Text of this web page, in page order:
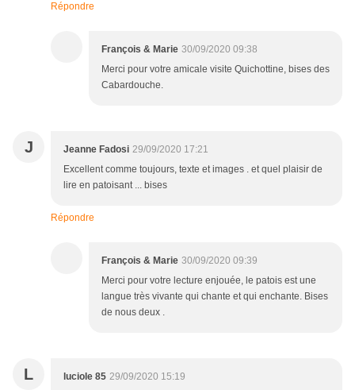
Répondre
François & Marie 30/09/2020 09:38
Merci pour votre amicale visite Quichottine, bises des
Cabardouche.
J Jeanne Fadosi 29/09/2020 17:21
Excellent comme toujours, texte et images . et quel plaisir de
lire en patoisant ... bises
Répondre
François & Marie 30/09/2020 09:39
Merci pour votre lecture enjouée, le patois est une
langue très vivante qui chante et qui enchante. Bises
de nous deux .
L luciole 85 29/09/2020 15:19